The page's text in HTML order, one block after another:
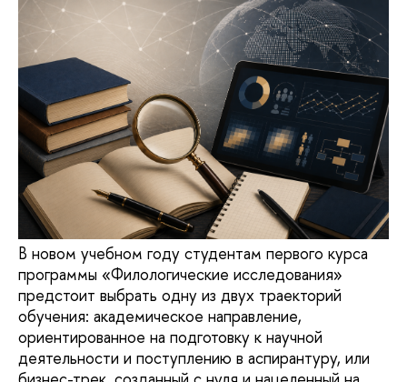
В новом учебном году студентам первого курса
программы «Филологические исследования»
предстоит выбрать одну из двух траекторий
обучения: академическое направление,
ориентированное на подготовку к научной
деятельности и поступлению в аспирантуру, или